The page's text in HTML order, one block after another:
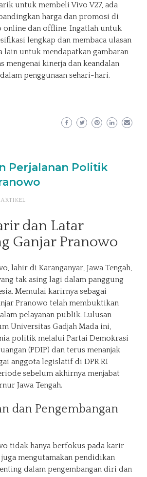
untuk membeli Vivo V27, ada
harga dan promosi di
online dan offline. Ingatlah untuk
lengkap dan membaca ulasan
lain untuk mendapatkan gambaran
mengenai kinerja dan keandalan
penggunaan sehari-hari.
Perjalanan Politik
ARTIKEL
dan Latar
Ganjar Pranowo
lahir di Karanganyar, Jawa Tengah,
tak asing lagi dalam panggung
Memulai karirnya sebagai
Pranowo telah membuktikan
pelayanan publik. Lulusan
Universitas Gadjah Mada ini,
politik melalui Partai Demokrasi
(PDIP) dan terus menanjak
anggota legislatif di DPR RI
sebelum akhirnya menjabat
Jawa Tengah.
dan Pengembangan
tidak hanya berfokus pada karir
mengutamakan pendidikan
dalam pengembangan diri dan